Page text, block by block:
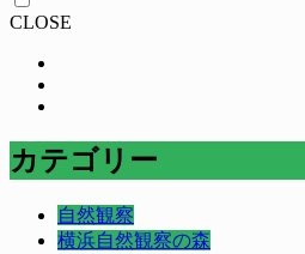
CLOSE
カテゴリー
自然観察
横浜自然観察の森